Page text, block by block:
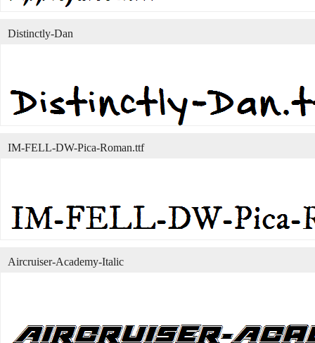
Distinctly-Dan
IM-FELL-DW-Pica-Roman.ttf
Aircruiser-Academy-Italic